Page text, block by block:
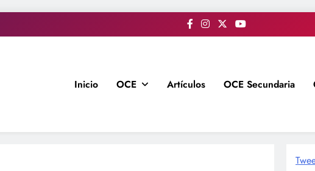
Inicio OCE Artículos OCE Secundaria